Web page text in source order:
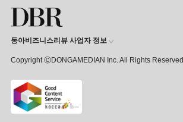
동아비즈니스리뷰 사업자 정보
Copyright ⒸDONGAMEDIAN Inc. All Rights Reserved